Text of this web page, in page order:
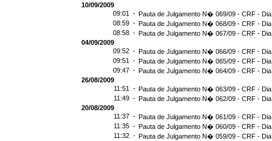
10/09/2009
09:01 - Pauta de Julgamento N� 069/09 - CRF -
08:59 - Pauta de Julgamento N� 068/09 - CRF -
08:58 - Pauta de Julgamento N� 067/09 - CRF -
04/09/2009
09:52 - Pauta de Julgamento N� 066/09 - CRF - Dia
09:51 - Pauta de Julgamento N� 065/09 - CRF -
09:47 - Pauta de Julgamento N� 064/09 - CRF -
26/08/2009
11:51 - Pauta de Julgamento N� 063/09 - CRF -
11:49 - Pauta de Julgamento N� 062/09 - CRF -
20/08/2009
11:37 - Pauta de Julgamento N� 061/09 - CRF -
11:35 - Pauta de Julgamento N� 060/09 - CRF -
11:32 - Pauta de Julgamento N� 059/09 - CRF -